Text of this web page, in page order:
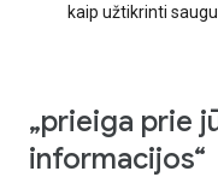
kaip užtikrinti
„prieiga prie
informacijos“